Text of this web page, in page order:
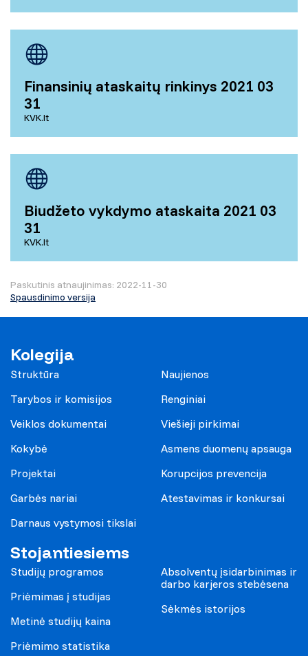
Finansinių ataskaitų rinkinys 2021 03
31
KVK.lt
Biudžeto vykdymo ataskaita 2021 03
31
KVK.lt
Paskutinis atnaujinimas: 2022-11-30
Spausdinimo versija
Kolegija
Struktūra
Tarybos ir komisijos
Veiklos dokumentai
Kokybė
Projektai
Garbės nariai
Darnaus vystymosi tikslai
Naujienos
Renginiai
Viešieji pirkimai
Asmens duomenų apsauga
Korupcijos prevencija
Atestavimas ir konkursai
Stojantiesiems
Studijų programos
Priėmimas į studijas
Metinė studijų kaina
Priėmimo statistika
Absolventų įsidarbinimas ir
darbo karjeros stebėsena
Sėkmės istorijos